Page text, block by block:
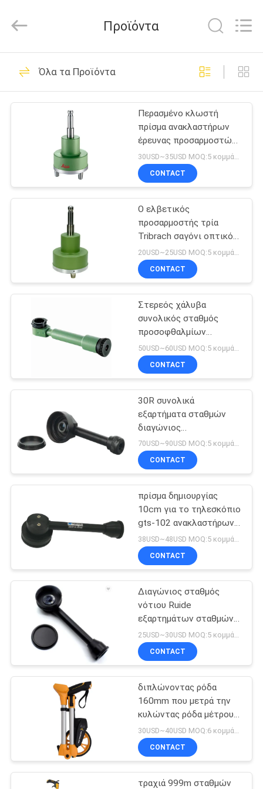
ΣΠΊΤΙ
ΠΡΟΪΌΝΤΑ
ΠΕΡΊΠΟΥ
ΓΎΡΟΣ
ΕΡΓΟΣΤΑΣΊΩΝ
ΠΟΙΟΤΙΚΌΣ
ΈΛΕΓΧΟΣ
ΕΛΆΤΕ
ΜΕ
ΖΗΤΉΣΤΕ
ΈΝΑ
PRIVACY
Instrument
Co.,Ltd.
Reserved.
Ερευνώντας
πρίσμα
ανακλαστήρων
23
Μίνι πρίσμα
ερευνών
33
Πρίσμα 360 βαθμού
συνολικό πρίσμα
σταθμών
11
Πρίσμα Πολωνός
Bipod
11
τηλεσκοπικός
πόλος ινών
άνθρακα
Προϊόντα
Όλα τα Προϊόντα
Περασμένο κλωστή
πρίσμα ανακλαστήρων
έρευνας προσαρμοστών
GRT144 Πολωνού
Tribrach στήριγμα
30USD~35USD MOQ:5 κομμάτια
CONTACT
Ο ελβετικός
προσαρμοστής τρία
Tribrach σαγόνι οπτικό
πέφτει κατακόρυφα στο
συνολικό σταθμό
CONTACT
Στερεός χάλυβα
συνολικός σταθμός
προσοφθαλμίων
τηλεσκοπίων διαγώνιος
προσοφθάλμιο 90
βαθμού
CONTACT
30R συνολικά
εξαρτήματα σταθμών
διαγώνιος
προσοφθαλμίων 90
βαθμού
70USD~90USD MOQ:5 κομμάτια
CONTACT
πρίσμα δημιουργίας
10cm για το τηλεσκόπιο
gts-102 ανακλαστήρων
διαγώνιο προσοφθάλμιο38USD~48USD MOQ:5 κομμάτια
CONTACT
Διαγώνιος σταθμός
νότιου Ruide
εξαρτημάτων σταθμών
προσοφθαλμίων
συνολικός συνολικός
CONTACT
διπλώνοντας ρόδα
160mm που μετρά την
κυλώντας ρόδα μέτρου
εργαλείων TM06
CONTACT
τραχιά 999m σταθμών